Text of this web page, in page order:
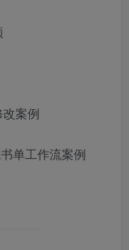
案例
单工作流案例